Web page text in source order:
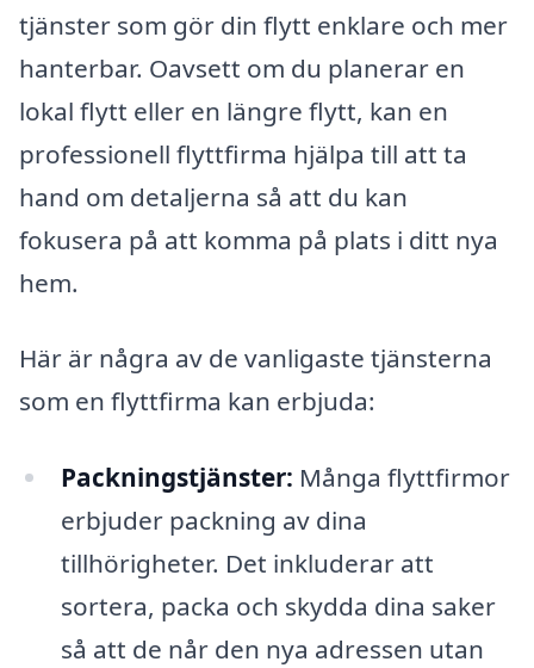
tjänster som gör din flytt enklare och mer
hanterbar. Oavsett om du planerar en
lokal flytt eller en längre flytt, kan en
professionell flyttfirma hjälpa till att ta
hand om detaljerna så att du kan
fokusera på att komma på plats i ditt nya
hem.
Här är några av de vanligaste tjänsterna
som en flyttfirma kan erbjuda:
Packningstjänster: Många flyttfirmor
erbjuder packning av dina
tillhörigheter. Det inkluderar att
sortera, packa och skydda dina saker
så att de når den nya adressen utan